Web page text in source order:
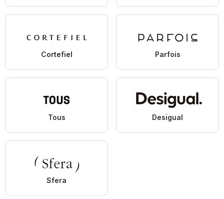
Cortefiel Parfois
Tous Desigual
Sfera